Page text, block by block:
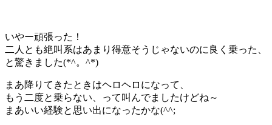
いやー頑張った！
二人とも絶叫系はあまり得意そうじゃないのに良く乗った、
と驚きました(*^。^*)
まあ降りてきたときはヘロヘロになって、
もう二度と乗らない、って叫んでましたけどね～
まあいい経験と思い出になったかな(^^;